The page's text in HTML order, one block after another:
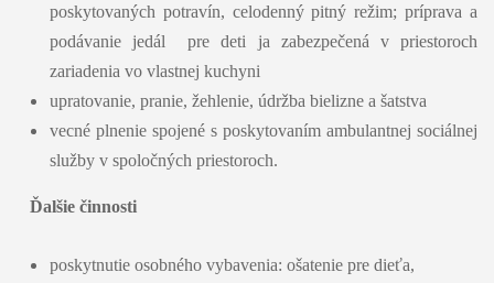
poskytovaných potravín, celodenný pitný režim; príprava a
podávanie jedál pre deti ja zabezpečená v priestoroch
zariadenia vo vlastnej kuchyni
upratovanie, pranie, žehlenie, údržba bielizne a šatstva
vecné plnenie spojené s poskytovaním ambulantnej sociálnej
služby v spoločných priestoroch.
Ďalšie činnosti
poskytnutie osobného vybavenia: ošatenie pre dieťa,